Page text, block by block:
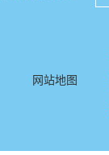
网站地图